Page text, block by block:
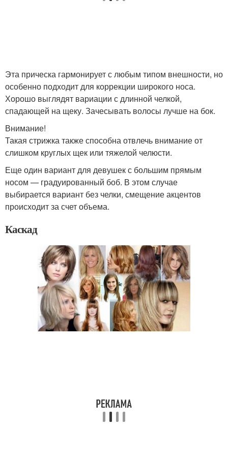
Эта прическа гармонирует с любым типом внешности, но
особенно подходит для коррекции широкого носа.
Хорошо выглядят вариации с длинной челкой,
спадающей на щеку. Зачесывать волосы лучше на бок.
Внимание!
Такая стрижка также способна отвлечь внимание от
слишком круглых щек или тяжелой челюсти.
Еще один вариант для девушек с большим прямым
носом — градуированный боб. В этом случае
выбирается вариант без челки, смещение акцентов
происходит за счет объема.
Каскад